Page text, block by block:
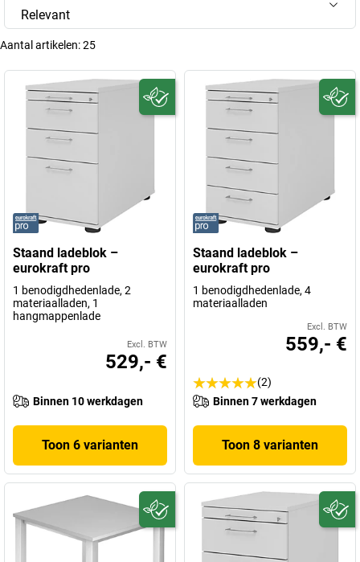
Relevant
Aantal artikelen:25
Staand ladeblok –
eurokraft pro
1 benodigdhedenlade, 2
materiaalladen, 1
hangmappenlade
Excl. BTW
529,- €
Binnen 10 werkdagen
Toon 6 varianten
Staand ladeblok –
eurokraft pro
1 benodigdhedenlade, 4
materiaalladen
Excl. BTW
559,- €
(2)
Binnen 7 werkdagen
Toon 8 varianten